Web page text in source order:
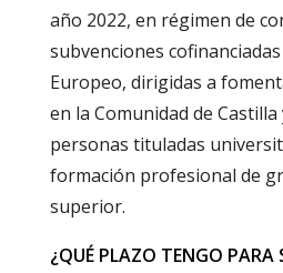
año 2022, en régimen de
subvenciones
Europeo, dirigidas a
en la Comunidad de Castilla
personas tituladas
formación profesional de
superior.
¿QUÉ PLAZO TENGO PARA